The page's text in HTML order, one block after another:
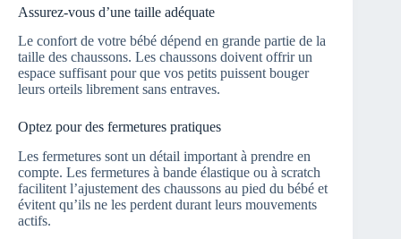
Assurez-vous d’une taille adéquate
Le confort de votre bébé dépend en grande partie de la
taille des chaussons. Les chaussons doivent offrir un
espace suffisant pour que vos petits puissent bouger
leurs orteils librement sans entraves.
Optez pour des fermetures pratiques
Les fermetures sont un détail important à prendre en
compte. Les fermetures à bande élastique ou à scratch
facilitent l’ajustement des chaussons au pied du bébé et
évitent qu’ils ne les perdent durant leurs mouvements
actifs.